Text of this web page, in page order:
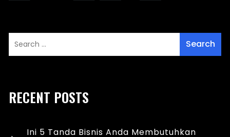
RECENT POSTS
Ini 5 Tanda Bisnis Anda Membutuhkan